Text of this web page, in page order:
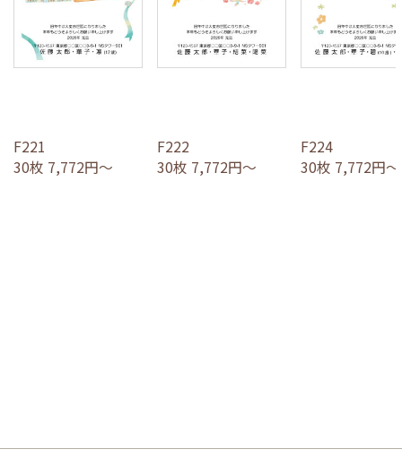
F221
30枚 7,772円～
F222
30枚 7,772円～
F224
30枚 7,772円～